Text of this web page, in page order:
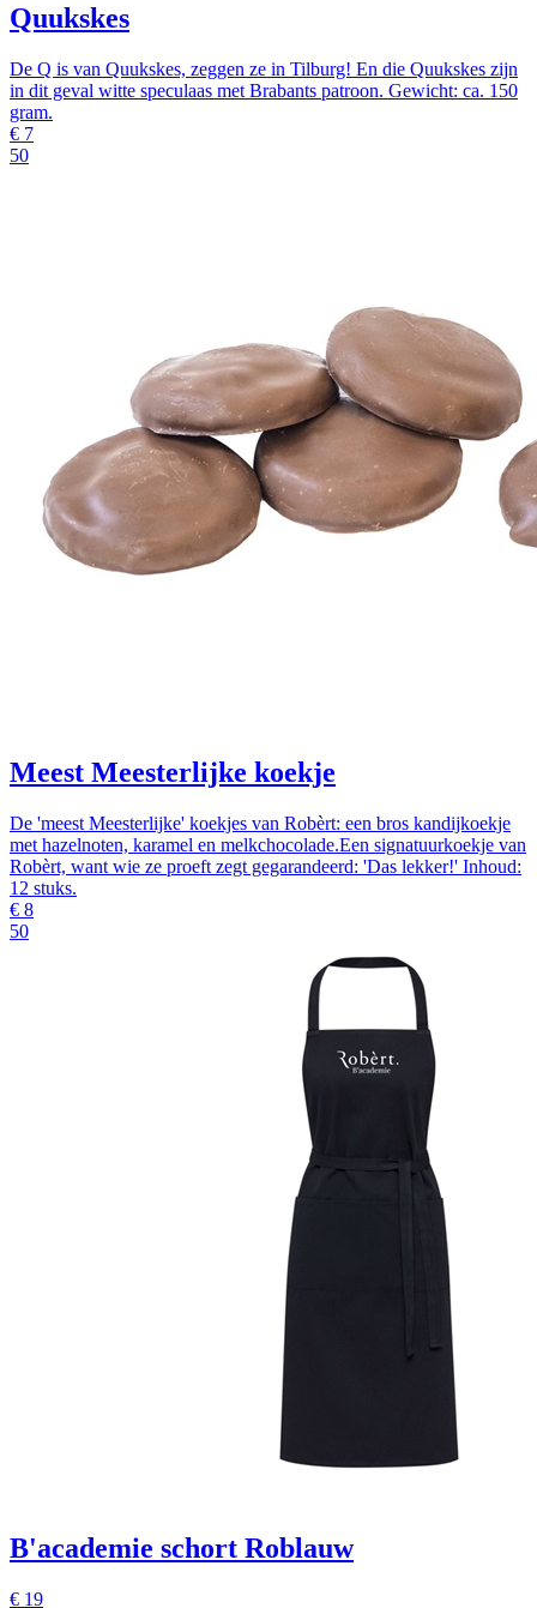
Quukskes
De Q is van Quukskes, zeggen ze in Tilburg! En die Quukskes zijn
in dit geval witte speculaas met Brabants patroon. Gewicht: ca. 150
gram.
€ 7
50
Meest Meesterlijke koekje
De 'meest Meesterlijke' koekjes van Robèrt: een bros kandijkoekje
met hazelnoten, karamel en melkchocolade.Een signatuurkoekje van
Robèrt, want wie ze proeft zegt gegarandeerd: 'Das lekker!' Inhoud:
12 stuks.
€ 8
50
B'academie schort Roblauw
€ 19